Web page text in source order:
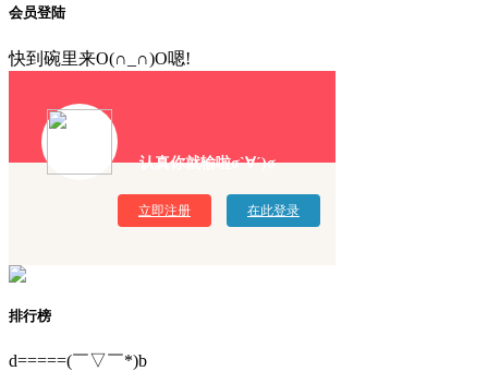
会员登陆
快到碗里来O(∩_∩)O嗯!
认真你就输啦σ`∀´)σ
立即注册 在此登录
排行榜
d=====(￣▽￣*)b